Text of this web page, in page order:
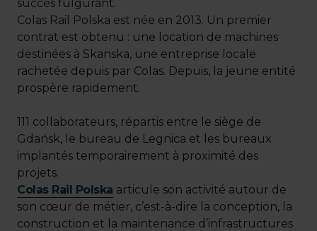
succès fulgurant.
Colas Rail Polska est née en 2013. Un premier
contrat est obtenu : une location de machines
destinées à Skanska, une entreprise locale
rachetée depuis par Colas. Depuis, la jeune entité
prospère rapidement.
111 collaborateurs, répartis entre le siège de
Gdańsk, le bureau de Legnica et les bureaux
implantés temporairement à proximité des
projets.
Colas Rail Polska articule son activité autour de
son cœur de métier, c’est-à-dire la conception, la
construction et la maintenance d’infrastructures